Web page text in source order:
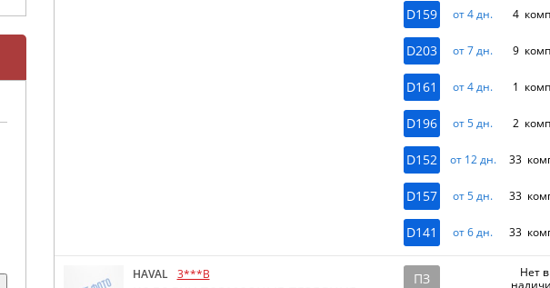
D159 от 4 дн. 4
D203 от 7 дн. 9
D161 от 4 дн. 1
D196 от 5 дн. 2
D152 от 12 дн. 33
D157 от 5 дн. 33
D141 от 6 дн. 33
HAVAL 3***B ПЗ
Нет в